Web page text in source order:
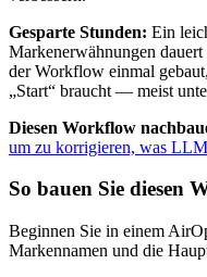
Gesparte Stunden: Ein
Markenerwähnungen
der Workflow einmal
„Start“ braucht — meist
Diesen Workflow
um zu korrigieren, was
So bauen Sie diesen
Beginnen Sie in einem
Markennamen und die